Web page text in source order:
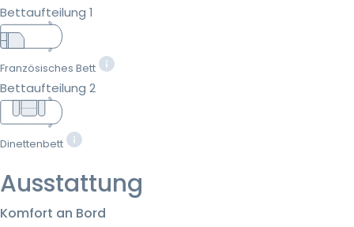
Bettaufteilung 1
Französisches Bett
Bettaufteilung 2
Dinettenbett
Ausstattung
Komfort an Bord